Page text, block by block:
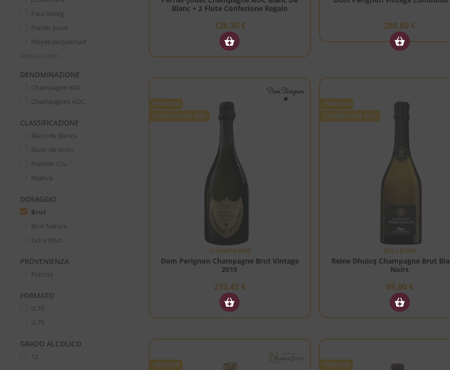
Paul Goerg
Perrier Jouet
Ployez-Jacquemart
DENOMINAZIONE
Champagne AOC
Champagnes AOC
CLASSIFICAZIONE
Blanc de Blancs
Blanc de Noirs
Premier Cru
Riserva
DOSAGGIO
Brut
Brut Nature
Extra Brut
PROVENIENZA
Francia
FORMATO
cl.70
cl.75
GRADO ALCOLICO
12
Blanc + 2 Flute Confezione Regalo
128,30 € 280,60 €
FRANCIA
CHAMPAGNE AOC
CHAMPAGNE
Dom Perignon Champagne Brut Vintage
2015
210,45 €
FRANCIA
CHAMPAGNE AOC
BOLLICINE
Reine Dhuicq Champagne Brut
Noirs
69,00 €
FRANCIA
FRANCIA